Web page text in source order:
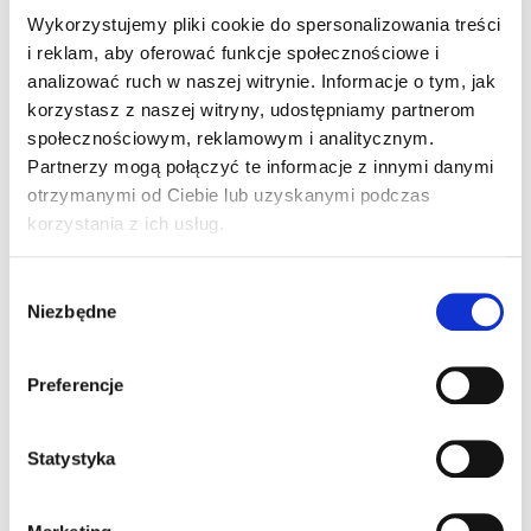
Wykorzystujemy pliki cookie do spersonalizowania treści
i reklam, aby oferować funkcje społecznościowe i
analizować ruch w naszej witrynie. Informacje o tym, jak
korzystasz z naszej witryny, udostępniamy partnerom
społecznościowym, reklamowym i analitycznym.
Partnerzy mogą połączyć te informacje z innymi danymi
otrzymanymi od Ciebie lub uzyskanymi podczas
korzystania z ich usług.
zgody
Niezbędne
Preferencje
Statystyka
Oprocentowanie
Równe Malejące
Twoja orientacyjna rata
4 367 zł
Wyliczenia dokonane za pomocą powyższego kalkulatora
mają charakter orientacyjny i przykładowy, a ostateczna
służą wyłącznie celom informacyjnym i wstępnemu
wypadku nie powinny być traktowane jako oferta,